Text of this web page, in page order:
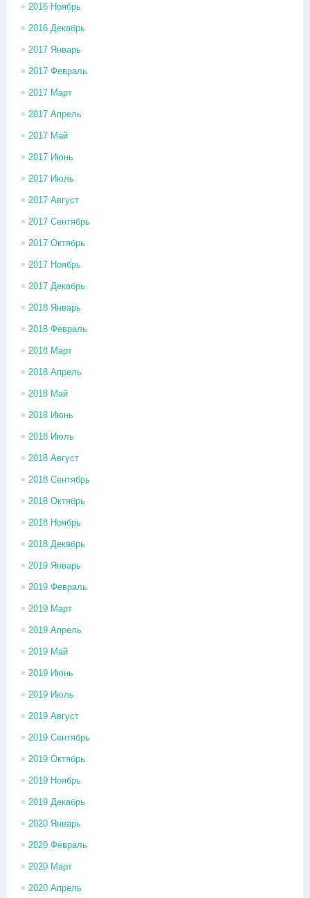
2016 Ноябрь
2016 Декабрь
2017 Январь
2017 Февраль
2017 Март
2017 Апрель
2017 Май
2017 Июнь
2017 Июль
2017 Август
2017 Сентябрь
2017 Октябрь
2017 Ноябрь
2017 Декабрь
2018 Январь
2018 Февраль
2018 Март
2018 Апрель
2018 Май
2018 Июнь
2018 Июль
2018 Август
2018 Сентябрь
2018 Октябрь
2018 Ноябрь
2018 Декабрь
2019 Январь
2019 Февраль
2019 Март
2019 Апрель
2019 Май
2019 Июнь
2019 Июль
2019 Август
2019 Сентябрь
2019 Октябрь
2019 Ноябрь
2019 Декабрь
2020 Январь
2020 Февраль
2020 Март
2020 Апрель